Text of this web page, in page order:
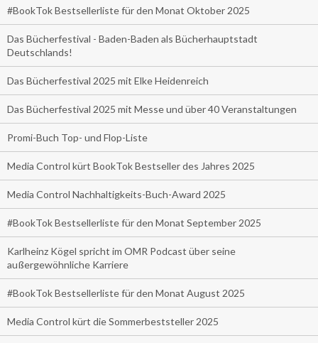
#BookTok Bestsellerliste für den Monat Oktober 2025
Das Bücherfestival - Baden-Baden als Bücherhauptstadt
Deutschlands!
Das Bücherfestival 2025 mit Elke Heidenreich
Das Bücherfestival 2025 mit Messe und über 40 Veranstaltungen
Promi-Buch Top- und Flop-Liste
Media Control kürt BookTok Bestseller des Jahres 2025
Media Control Nachhaltigkeits-Buch-Award 2025
#BookTok Bestsellerliste für den Monat September 2025
Karlheinz Kögel spricht im OMR Podcast über seine
außergewöhnliche Karriere
#BookTok Bestsellerliste für den Monat August 2025
Media Control kürt die Sommerbeststeller 2025